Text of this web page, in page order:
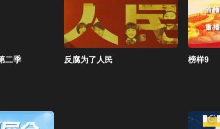
二季 反腐为了人民 榜样9